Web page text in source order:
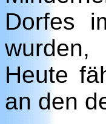
Dorfes
Heute
an den